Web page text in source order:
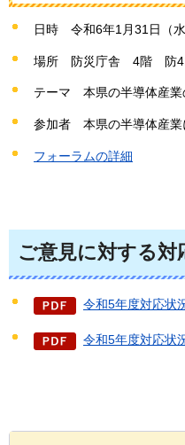
日時 令和6年1月31日（水
場所 防災庁舎 4階 防
テーマ 本県の半導体産
参加者 本県の半導体産
フォーラムの詳細
ご意見に対する対
令和5年度対応状
令和5年度対応状